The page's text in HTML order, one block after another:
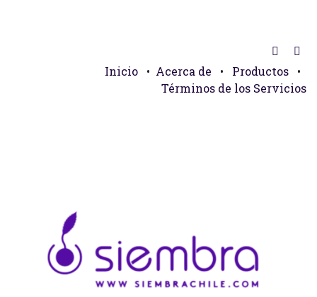
Inicio • Acerca de • Productos
•
Términos de los Servicios